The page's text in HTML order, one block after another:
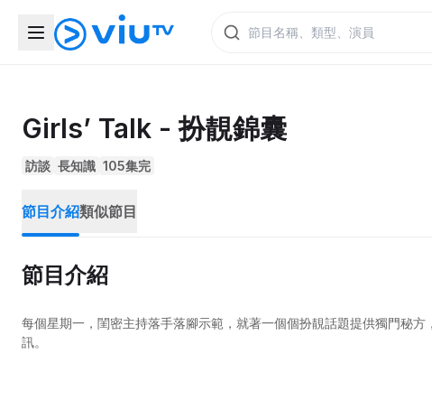
Girls’ Talk - 扮靚錦囊
訪談 長知識 105集完
節目介紹類似節目
節目介紹
每個星期一，閨密主持落手落腳示範，就著一個個扮靚話題提供獨門秘
訊。